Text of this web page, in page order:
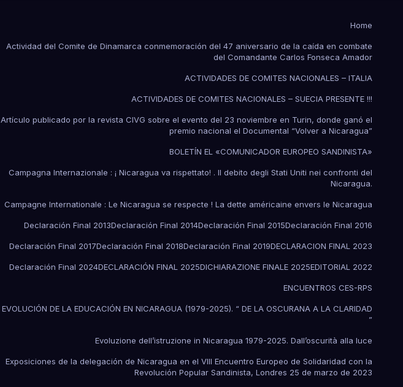
Home
Actividad del Comite de Dinamarca conmemoración del 47 aniversario de la caída en combate
del Comandante Carlos Fonseca Amador
ACTIVIDADES DE COMITES NACIONALES – ITALIA
ACTIVIDADES DE COMITES NACIONALES – SUECIA PRESENTE !!!
Artículo publicado por la revista CIVG sobre el evento del 23 noviembre en Turin, donde ganó el
premio nacional el Documental “Volver a Nicaragua”
BOLETÍN EL «COMUNICADOR EUROPEO SANDINISTA»
Campagna Internazionale : ¡ Nicaragua va rispettato! . Il debito degli Stati Uniti nei confronti del
Nicaragua.
Campagne Internationale : Le Nicaragua se respecte ! La dette américaine envers le Nicaragua
Declaración Final 2013Declaración Final 2014Declaración Final 2015Declaración Final 2016
Declaración Final 2017Declaración Final 2018Declaración Final 2019DECLARACION FINAL 2023
Declaración Final 2024DECLARACIÓN FINAL 2025DICHIARAZIONE FINALE 2025EDITORIAL 2022
ENCUENTROS CES-RPS
EVOLUCIÓN DE LA EDUCACIÓN EN NICARAGUA (1979-2025). “ DE LA OSCURANA A LA CLARIDAD
”
Evoluzione dell’istruzione in Nicaragua 1979-2025. Dall’oscurità alla luce
Exposiciones de la delegación de Nicaragua en el VIII Encuentro Europeo de Solidaridad con la
Revolución Popular Sandinista, Londres 25 de marzo de 2023